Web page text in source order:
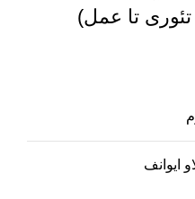
تا عمل)
ایوانف